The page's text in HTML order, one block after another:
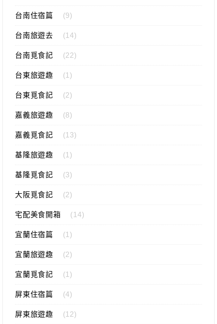
台南住宿篇 (9)
台南旅遊去 (14)
台南覓食記 (22)
台東旅遊趣 (1)
台東覓食記 (2)
嘉義旅遊趣 (8)
嘉義覓食記 (13)
基隆旅遊趣 (1)
基隆覓食記 (3)
大阪覓食記 (2)
宅配美食開箱 (14)
宜蘭住宿篇 (1)
宜蘭旅遊趣 (2)
宜蘭覓食記 (1)
屏東住宿篇 (4)
屏東旅遊趣 (12)